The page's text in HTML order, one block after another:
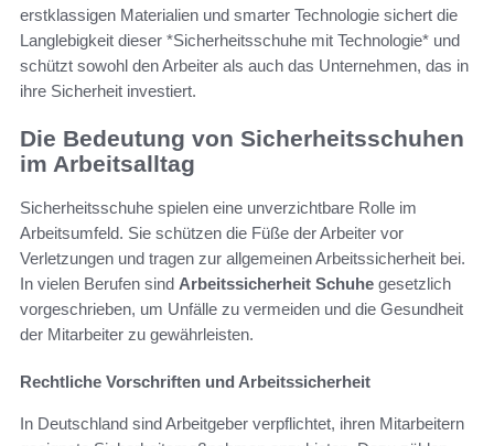
erstklassigen Materialien und smarter Technologie sichert die
Langlebigkeit dieser *Sicherheitsschuhe mit Technologie* und
schützt sowohl den Arbeiter als auch das Unternehmen, das in
ihre Sicherheit investiert.
Die Bedeutung von Sicherheitsschuhen
im Arbeitsalltag
Sicherheitsschuhe spielen eine unverzichtbare Rolle im
Arbeitsumfeld. Sie schützen die Füße der Arbeiter vor
Verletzungen und tragen zur allgemeinen Arbeitssicherheit bei.
In vielen Berufen sind Arbeitssicherheit Schuhe gesetzlich
vorgeschrieben, um Unfälle zu vermeiden und die Gesundheit
der Mitarbeiter zu gewährleisten.
Rechtliche Vorschriften und Arbeitssicherheit
In Deutschland sind Arbeitgeber verpflichtet, ihren Mitarbeitern